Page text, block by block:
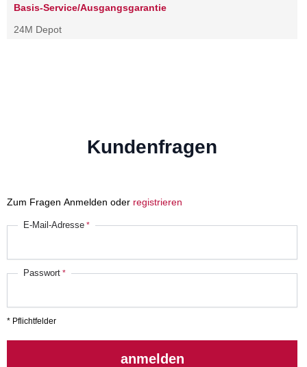
Basis-Service/Ausgangsgarantie
24M Depot
Kundenfragen
Zum Fragen Anmelden oder registrieren
E-Mail-Adresse
Passwort
* Pflichtfelder
anmelden